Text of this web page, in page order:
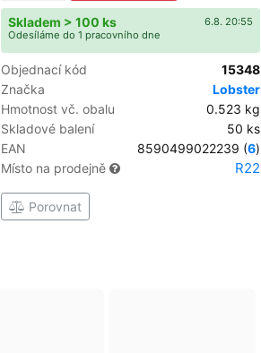
6.8. 20:55
Skladem > 100 ks
Odesíláme do 1 pracovního dne
Objednací kód
15348
Značka
Lobster
Hmotnost vč. obalu
0.523 kg
Skladové balení
50 ks
EAN
8590499022239 (6)
Místo na prodejně
R22
Porovnat